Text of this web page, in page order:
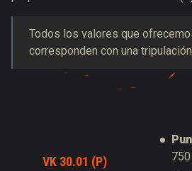
Todos los valores que
corresponden con una
VK 30.01 (P)
750